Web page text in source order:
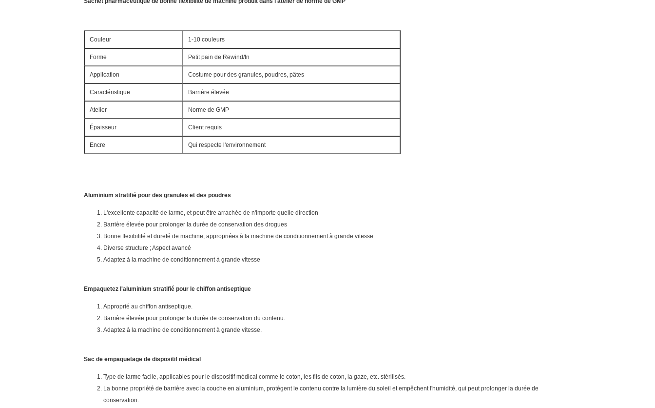
Couleur 1-10 couleurs
Forme Petit pain de Rewind/In
Application Costume pour des granules, poudres, pâtes
Caractéristique Barrière élevée
Atelier Norme de GMP
Épaisseur Client requis
Encre Qui respecte l'environnement
Aluminium stratifié pour des granules et des poudres
L'excellente capacité de larme, et peut être arrachée de n'importe quelle direction
Barrière élevée pour prolonger la durée de conservation des drogues
Bonne flexibilité et dureté de machine, appropriées à la machine de conditionnement à grande vitesse
Diverse structure ; Aspect avancé
Adaptez à la machine de conditionnement à grande vitesse
Empaquetez l'aluminium stratifié pour le chiffon antiseptique
Approprié au chiffon antiseptique.
Barrière élevée pour prolonger la durée de conservation du contenu.
Adaptez à la machine de conditionnement à grande vitesse.
Sac de empaquetage de dispositif médical
Type de larme facile, applicables pour le dispositif médical comme le coton, les fils de coton, la gaze, etc. stérilisés.
La bonne propriété de barrière avec la couche en aluminium, protègent le contenu contre la lumière du soleil et empêchent l'humidité, qui peut prolonger la durée de
conservation.